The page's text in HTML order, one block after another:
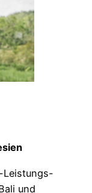
Leistungs-
und